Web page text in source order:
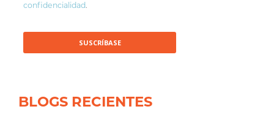
confidencialidad.
BLOGS RECIENTES